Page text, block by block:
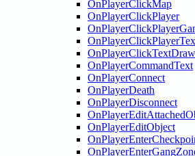
OnPlayerClickMap
OnPlayerClickPlayer
OnPlayerClickTextDraw
OnPlayerCommandText
OnPlayerConnect
OnPlayerDeath
OnPlayerDisconnect
OnPlayerEditObject